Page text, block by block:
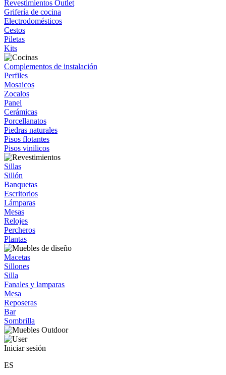
Revestimientos Outlet
Grifería de cocina
Electrodomésticos
Cestos
Piletas
Kits
Complementos de instalación
Perfiles
Mosaicos
Zocalos
Panel
Cerámicas
Porcellanatos
Piedras naturales
Pisos flotantes
Pisos vinilicos
Sillas
Sillón
Banquetas
Escritorios
Lámparas
Mesas
Relojes
Percheros
Plantas
Macetas
Sillones
Silla
Fanales y lamparas
Mesa
Reposeras
Bar
Sombrilla
Iniciar sesión
ES